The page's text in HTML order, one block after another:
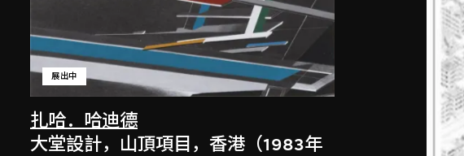
扎哈．哈迪德
展出中
大堂設計，山頂項目，香港（1983年